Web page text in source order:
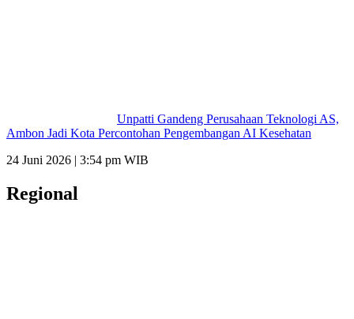
Unpatti Gandeng Perusahaan Teknologi AS,
Ambon Jadi Kota Percontohan Pengembangan AI Kesehatan
24 Juni 2026 | 3:54 pm WIB
Regional